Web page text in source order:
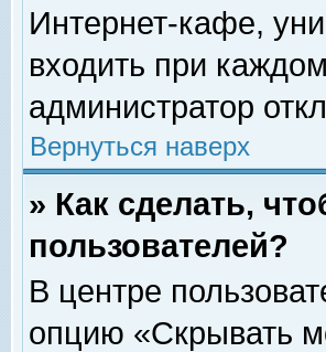
Интернет-кафе,
входить при
администратор
Вернуться наверх
» Как сделать,
пользователей?
В центре
опцию «Скрывать